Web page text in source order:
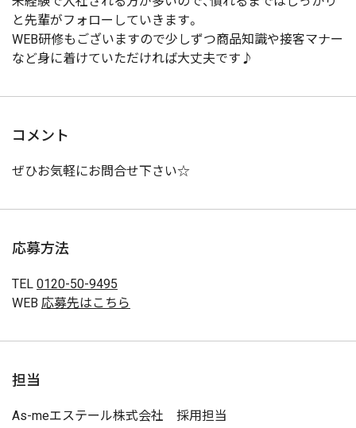
と先輩がフォローしていきます。
WEB研修もございますので少しずつ商品知識や接客マナー
など身に着けていただければ大丈夫です♪
コメント
ぜひお気軽にお問合せ下さい☆
応募方法
TEL 0120-50-9495
WEB 応募先はこちら
担当
As-meエステール株式会社 採用担当